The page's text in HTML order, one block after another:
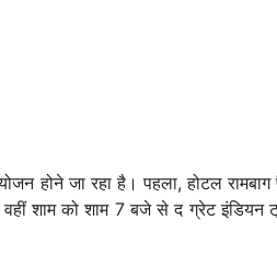
होने जा रहा है। पहला, होटल
वहीं शाम को शाम 7 बजे से द ग्रेट